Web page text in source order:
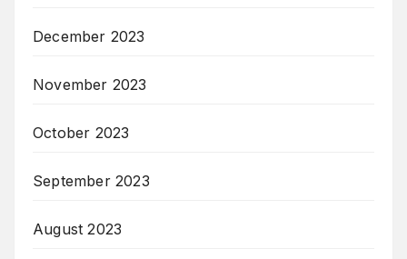
December 2023
November 2023
October 2023
September 2023
August 2023